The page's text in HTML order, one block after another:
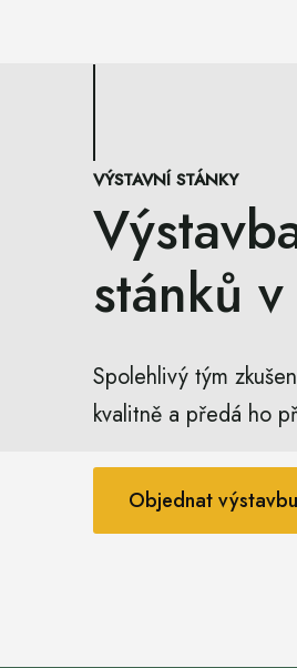
VÝSTAVNÍ STÁNKY
stánků
Spolehlivý tým
kvalitně a předá ho
Objednat